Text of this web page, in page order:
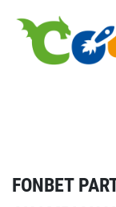
FONBET